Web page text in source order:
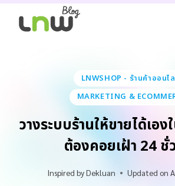
LNWSHOP - ร้านค้าออนไ
MARKETING &
วางระบบร้านให้ขายได้เอ
ต้องคอยเฝ้า 24 ชั่
Inspired byDekluan Updated on